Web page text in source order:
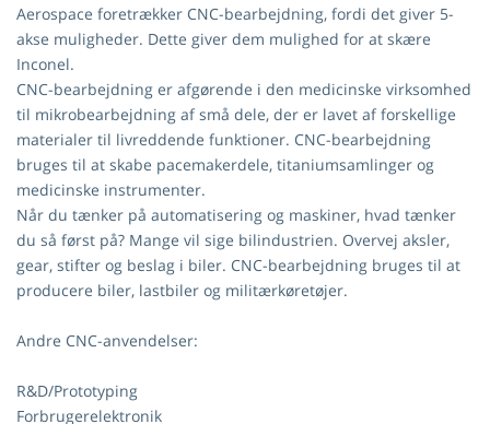
Aerospace foretrækker CNC-bearbejdning, fordi det giver 5-
akse muligheder. Dette giver dem mulighed for at skære
Inconel.
CNC-bearbejdning er afgørende i den medicinske virksomhed
til mikrobearbejdning af små dele, der er lavet af forskellige
materialer til livreddende funktioner. CNC-bearbejdning
bruges til at skabe pacemakerdele, titaniumsamlinger og
medicinske instrumenter.
Når du tænker på automatisering og maskiner, hvad tænker
du så først på? Mange vil sige bilindustrien. Overvej aksler,
gear, stifter og beslag i biler. CNC-bearbejdning bruges til at
producere biler, lastbiler og militærkøretøjer.
Andre CNC-anvendelser:
R&D/Prototyping
Forbrugerelektronik